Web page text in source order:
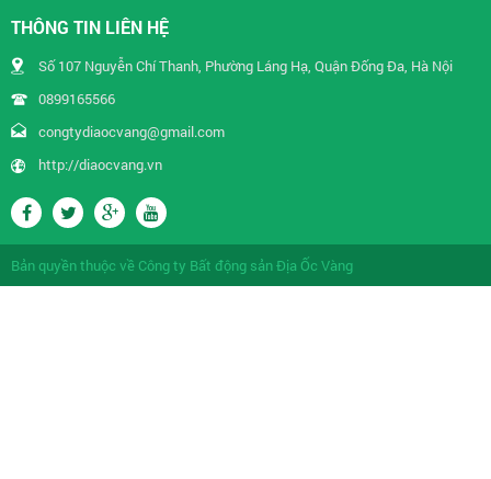
THÔNG TIN LIÊN HỆ
Số 107 Nguyễn Chí Thanh, Phường Láng Hạ, Quận Đống Đa, Hà Nội
0899165566
congtydiaocvang@gmail.com
http://diaocvang.vn
Bản quyền thuộc về Công ty Bất động sản Địa Ốc Vàng